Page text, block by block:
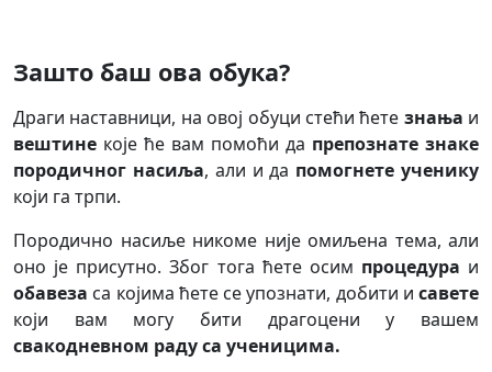
Зашто баш ова обука?
Драги наставници, на овој обуци стећи ћете знања и
вештине које ће вам помоћи да препознате знаке
породичног насиља, али и да помогнете ученику
који га трпи.
Породично насиље никоме није омиљена тема, али
оно је присутно. Због тога ћете осим процедура и
обавеза са којима ћете се упознати, добити и савете
који вам могу бити драгоцени у вашем
свакодневном раду са ученицима.